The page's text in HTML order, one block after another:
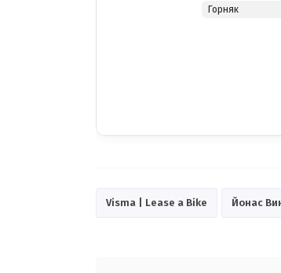
Горняк
Visma | Lease a Bike Йонас